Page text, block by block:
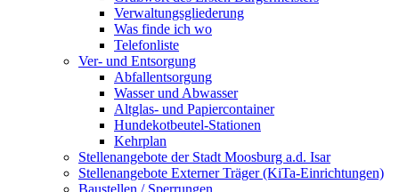
Verwaltungsgliederung
Was finde ich wo
Telefonliste
Ver- und Entsorgung
Abfallentsorgung
Wasser und Abwasser
Altglas- und Papiercontainer
Hundekotbeutel-Stationen
Kehrplan
Stellenangebote der Stadt Moosburg a.d. Isar
Stellenangebote Externer Träger (KiTa-Einrichtungen)
Baustellen / Sperrungen